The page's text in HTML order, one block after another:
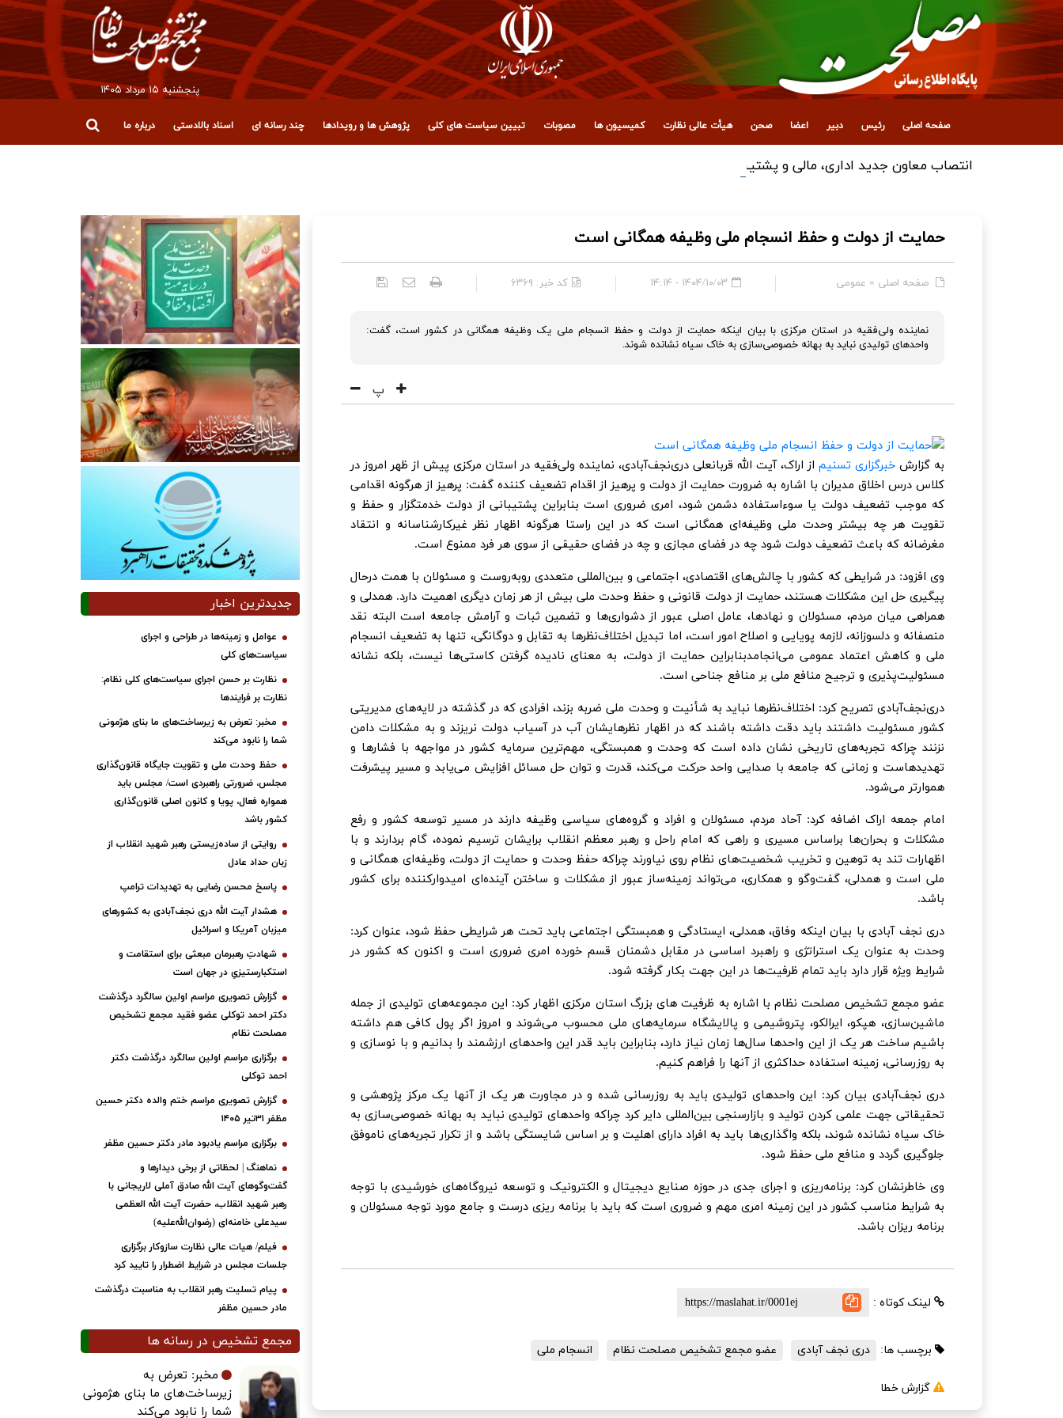
پنجشنبه ۱۵ مرداد ۱۴۰۵
صفحه اصلی رئیس دبیر اعضا صحن هیأت عالی نظارت کمیسیون ها مصوبات تبیین سیاست های کلی پژوهش ها و رویدادها چند رسانه ای اسناد بالادستی درباره ما
انتصاب معاون جدید اداری، مالی و پشتیبانی مجمع تشخیص مصلحت نظام
حمایت از دولت و حفظ انسجام ملی وظیفه همگانی است
صفحه اصلی » عمومی ۱۴۰۴/۱۰/۰۳ - ۱۴:۱۴ کد خبر: ۶۳۶۹
نماینده ولی‌فقیه در استان مرکزی با بیان اینکه حمایت از دولت و حفظ انسجام ملی یک وظیفه همگانی در کشور است، گفت:
واحدهای تولیدی نباید به بهانه خصوصی‌سازی به خاک سیاه نشانده شوند.
پ
به گزارش خبرگزاری تسنیم از اراک، آیت الله قربانعلی دری‌نجف‌آبادی، نماینده ولی‌فقیه در استان مرکزی پیش از ظهر امروز در
کلاس درس اخلاق مدیران با اشاره به ضرورت حمایت از دولت و پرهیز از اقدام تضعیف کننده گفت: پرهیز از هرگونه اقدامی
که موجب تضعیف دولت یا سوءاستفاده دشمن شود، امری ضروری است بنابراین پشتیبانی از دولت خدمتگزار و حفظ و
تقویت هر چه بیشتر وحدت ملی وظیفه‌ای همگانی است که در این راستا هرگونه اظهار نظر غیرکارشناسانه و انتقاد
مغرضانه که باعث تضعیف دولت شود چه در فضای مجازی و چه در فضای حقیقی از سوی هر فرد ممنوع است.
وی افزود: در شرایطی که کشور با چالش‌های اقتصادی، اجتماعی و بین‌المللی متعددی روبه‌روست و مسئولان با همت درحال
پیگیری حل این مشکلات هستند، حمایت از دولت قانونی و حفظ وحدت ملی بیش از هر زمان دیگری اهمیت دارد. همدلی و
همراهی میان مردم، مسئولان و نهادها، عامل اصلی عبور از دشواری‌ها و تضمین ثبات و آرامش جامعه است البته نقد
منصفانه و دلسوزانه، لازمه پویایی و اصلاح امور است، اما تبدیل اختلاف‌نظرها به تقابل و دوگانگی، تنها به تضعیف انسجام
ملی و کاهش اعتماد عمومی می‌انجامدبنابراین حمایت از دولت، به معنای نادیده گرفتن کاستی‌ها نیست، بلکه نشانه
مسئولیت‌پذیری و ترجیح منافع ملی بر منافع جناحی است.
دری‌نجف‌آبادی تصریح کرد: اختلاف‌نظرها نباید به شأنیت و وحدت ملی ضربه بزند، افرادی که در گذشته در لایه‌های مدیریتی
کشور مسئولیت داشتند باید دقت داشته باشند که در اظهار نظرهایشان آب در آسیاب دولت نریزند و به مشکلات دامن
نزنند چراکه تجربه‌های تاریخی نشان داده است که وحدت و همبستگی، مهم‌ترین سرمایه کشور در مواجهه با فشارها و
تهدیدهاست و زمانی که جامعه با صدایی واحد حرکت می‌کند، قدرت و توان حل مسائل افزایش می‌یابد و مسیر پیشرفت
هموارتر می‌شود.
امام جمعه اراک اضافه کرد: آحاد مردم، مسئولان و افراد و گروه‌های سیاسی وظیفه دارند در مسیر توسعه کشور و رفع
مشکلات و بحران‌ها براساس مسیری و راهی که امام راحل و رهبر معظم انقلاب برایشان ترسیم نموده، گام بردارند و با
اظهارات تند به توهین و تخریب شخصیت‌های نظام روی نیاورند چراکه حفظ وحدت و حمایت از دولت، وظیفه‌ای همگانی و
ملی است و همدلی، گفت‌وگو و همکاری، می‌تواند زمینه‌ساز عبور از مشکلات و ساختن آینده‌ای امیدوارکننده برای کشور
باشد.
دری نجف آبادی با بیان اینکه وفاق، همدلی، ایستادگی و همبستگی اجتماعی باید تحت هر شرایطی حفظ شود، عنوان کرد:
وحدت به عنوان یک استراتژی و راهبرد اساسی در مقابل دشمنان قسم خورده امری ضروری است و اکنون که کشور در
شرایط ویژه قرار دارد باید تمام ظرفیت‌ها در این جهت بکار گرفته شود.
عضو مجمع تشخیص مصلحت نظام با اشاره به ظرفیت های بزرگ استان مرکزی اظهار کرد: این مجموعه‌های تولیدی از جمله
ماشین‌سازی، هپکو، ایرالکو، پتروشیمی و پالایشگاه سرمایه‌های ملی محسوب می‌شوند و امروز اگر پول کافی هم داشته
باشیم ساخت هر یک از این واحدها سال‌ها زمان نیاز دارد، بنابراین باید قدر این واحدهای ارزشمند را بدانیم و با نوسازی و
به روزرسانی، زمینه استفاده حداکثری از آنها را فراهم کنیم.
دری نجف‌آبادی بیان کرد: این واحدهای تولیدی باید به روزرسانی شده و در مجاورت هر یک از آنها یک مرکز پژوهشی و
تحقیقاتی جهت علمی کردن تولید و بازارسنجی بین‌المللی دایر کرد چراکه واحدهای تولیدی نباید به بهانه خصوصی‌سازی به
خاک سیاه نشانده شوند، بلکه واگذاری‌ها باید به افراد دارای اهلیت و بر اساس شایستگی باشد و از تکرار تجربه‌های ناموفق
جلوگیری گردد و منافع ملی حفظ شود.
وی خاطرنشان کرد: برنامه‌ریزی و اجرای جدی در حوزه صنایع دیجیتال و الکترونیک و توسعه نیروگاه‌های خورشیدی با توجه
به شرایط مناسب کشور در این زمینه امری مهم و ضروری است که باید با برنامه ریزی درست و جامع مورد توجه مسئولان و
برنامه ریزان باشد.
لینک کوتاه :
برچسب ها: دری نجف آبادی عضو مجمع تشخیص مصلحت نظام انسجام ملی
گزارش خطا
جدیدترین اخبار
عوامل و زمینه‌ها در طراحی و اجرای
سیاست‌های کلی
نظارت بر حسن اجرای سیاست‌های کلی نظام:
نظارت بر فرایندها
مخبر: تعرض به زیرساخت‌های ما بنای هژمونی
شما را نابود می‌کند
حفظ وحدت ملی و تقویت جایگاه قانون‌گذاری
مجلس، ضرورتی راهبردی است/ مجلس باید
همواره فعال، پویا و کانون اصلی قانون‌گذاری
کشور باشد
روایتی از ساده‌زیستی رهبر شهید انقلاب از
زبان حداد عادل
پاسخ محسن رضایی به تهدیدات ترامپ
هشدار آیت الله دری نجف‌آبادی به کشورهای
میزبان آمریکا و اسرائیل
شهادتِ رهبرمان مبعثی برای استقامت و
استکبارستیزیِ در جهان است
گزارش تصویری مراسم اولین سالگرد درگذشت
دکتر احمد توکلی عضو فقید مجمع تشخیص
مصلحت نظام
برگزاری مراسم اولین سالگرد درگذشت دکتر
احمد توکلی
گزارش تصویری مراسم ختم والده دکتر حسین
مظفر ۳۱تیر ۱۴۰۵
برگزاری مراسم یادبود مادر دکتر حسین مظفر
نماهنگ | لحظاتی از برخی دیدارها و
گفت‌وگوهای آیت ‌الله صادق آملی لاریجانی با
رهبر شهید انقلاب، حضرت آیت‌ الله العظمی
سیدعلی خامنه‌ای (رضوان‌الله‌علیه)
فیلم/ هیات عالی نظارت سازوکار برگزاری
جلسات مجلس در شرایط اضطرار را تایید کرد
پیام تسلیت رهبر انقلاب به مناسبت درگذشت
مادر حسین مظفر
مجمع تشخیص در رسانه ها
مخبر: تعرض به
زیرساخت‌های ما بنای هژمونی
شما را نابود می‌کند